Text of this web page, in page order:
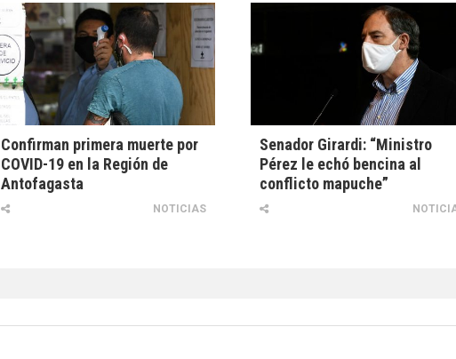
Confirman primera muerte por
COVID-19 en la Región de
Antofagasta
NOTICIAS
Senador Girardi: “Ministro
Pérez le echó bencina al
conflicto mapuche”